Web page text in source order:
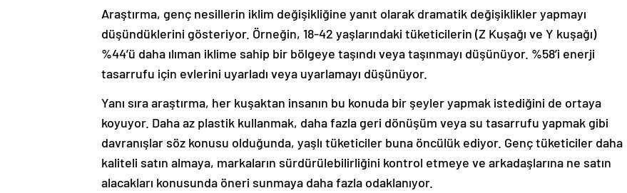
Araştırma, genç nesillerin iklim değişikliğine yanıt olarak dramatik değişiklikler yapmayı
düşündüklerini gösteriyor. Örneğin, 18-42 yaşlarındaki tüketicilerin (Z Kuşağı ve Y kuşağı)
%44’ü daha ılıman iklime sahip bir bölgeye taşındı veya taşınmayı düşünüyor. %58’i enerji
tasarrufu için evlerini uyarladı veya uyarlamayı düşünüyor.
Yanı sıra araştırma, her kuşaktan insanın bu konuda bir şeyler yapmak istediğini de ortaya
koyuyor. Daha az plastik kullanmak, daha fazla geri dönüşüm veya su tasarrufu yapmak gibi
davranışlar söz konusu olduğunda, yaşlı tüketiciler buna öncülük ediyor. Genç tüketiciler daha
kaliteli satın almaya, markaların sürdürülebilirliğini kontrol etmeye ve arkadaşlarına ne satın
alacakları konusunda öneri sunmaya daha fazla odaklanıyor.